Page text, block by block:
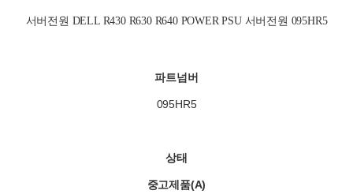
서버전원 DELL R430 R630 R640 POWER PSU 서버전원 095HR5
파트넘버
095HR5
상태
중고제품(A)